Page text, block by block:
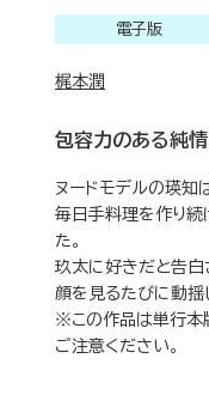
電子版
梶本潤
包容力のある純
ヌードモデルの瑛知
毎日手料理を作り続
た。
玖太に好きだと告白
顔を見るたびに動
※この作品は単行本
ご注意ください。